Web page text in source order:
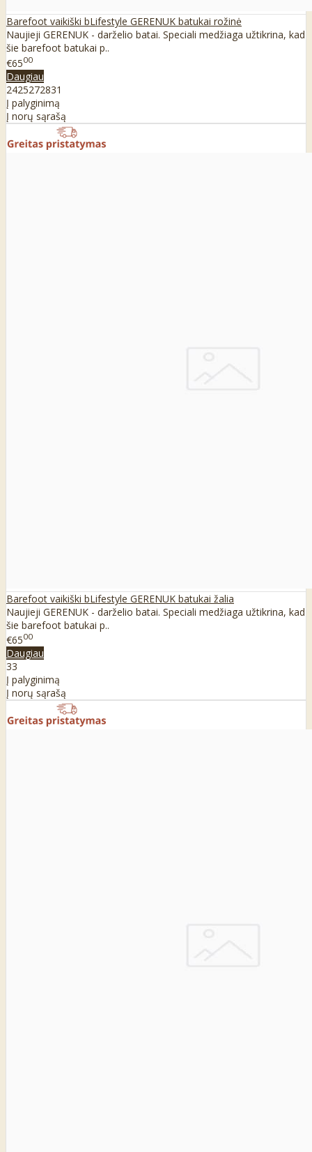
Barefoot vaikiški bLifestyle GERENUK batukai rožinė
Naujieji GERENUK - darželio batai. Speciali medžiaga užtikrina, kad
šie barefoot batukai p..
€6500
Daugiau
2425272831
Į palyginimą
Į norų sąrašą
Barefoot vaikiški bLifestyle GERENUK batukai žalia
Naujieji GERENUK - darželio batai. Speciali medžiaga užtikrina, kad
šie barefoot batukai p..
€6500
Daugiau
33
Į palyginimą
Į norų sąrašą